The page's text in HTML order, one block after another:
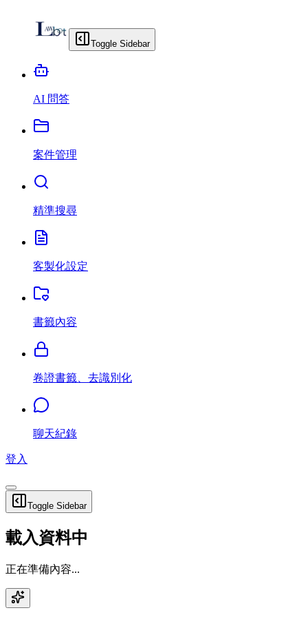
Toggle Sidebar
AI 問答
案件管理
精準搜尋
客製化設定
書籤內容
卷證書籤、去識別化
聊天紀錄
登入
Toggle Sidebar
載入資料中
正在準備內容...